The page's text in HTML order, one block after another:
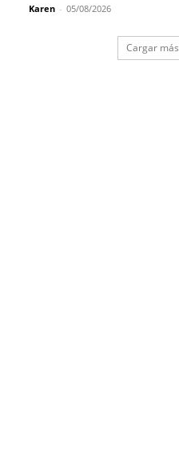
Karen - 05/08/2026
Cargar más